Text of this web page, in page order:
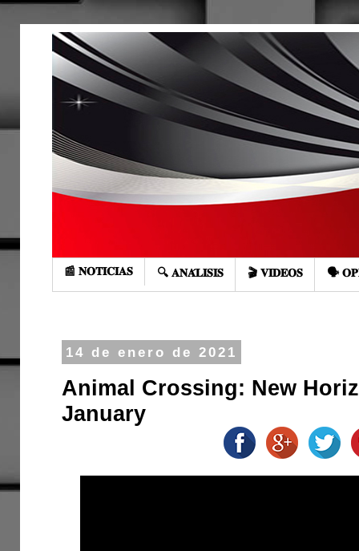
📰 𝐍𝐎𝐓𝐈𝐂𝐈𝐀𝐒 🔍 𝐀𝐍𝐀́𝐋𝐈𝐒𝐈𝐒 🎬 𝐕𝐈𝐃𝐄𝐎𝐒 🗣️
14 de enero de 2021
Animal Crossing: New
January